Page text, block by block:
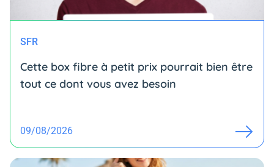
SFR
Cette box fibre à petit prix pourrait bien être
tout ce dont vous avez besoin
09/08/2026